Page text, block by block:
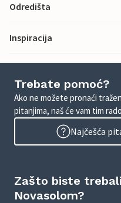
Odredišta
Inspiracija
Trebate pomoć?
Ako ne možete pronaći
pitanjima, naš će vam tim
Najčešća
Zašto biste
Novasolom?